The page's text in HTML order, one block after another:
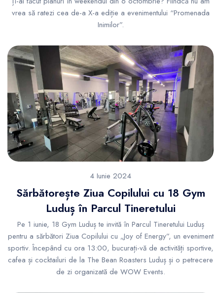
vrea să ratezi cea de-a X-a ediție a evenimentului “Promenada
Inimilor”.
4 Iunie 2024
Sărbătorește Ziua Copilului cu 18 Gym
Luduș în Parcul Tineretului
Pe 1 iunie, 18 Gym Luduș te invită în Parcul Tineretului Luduș
pentru a sărbători Ziua Copilului cu „Joy of Energy”, un eveniment
sportiv. Începând cu ora 13:00, bucurați-vă de activități sportive,
cafea și cocktailuri de la The Bean Roasters Luduș și o petrecere
de zi organizată de WOW Events.